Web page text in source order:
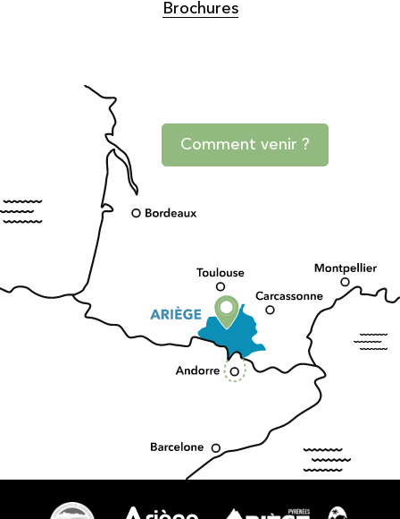
Brochures
Comment venir ?